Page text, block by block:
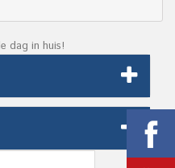
dag in huis!